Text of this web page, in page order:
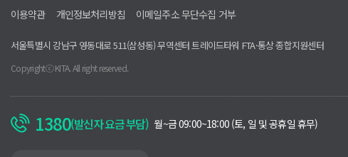
이용약관 개인정보처리방침 이메일주소 무단수집 거부
서울특별시 강남구 영동대로 511(삼성동) 무역센터 트레이드타워 FTA·통상 종합지원센터
Copyrightⓒ KITA. All right reserved.
1380(발신자 요금 부담) 운
영
월~금 09:00~18:00 (토, 일 및 공휴일 휴무)